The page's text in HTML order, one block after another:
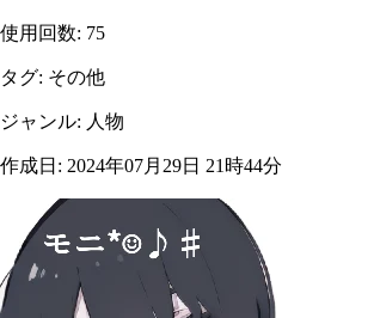
使用回数: 75
タグ: その他
ジャンル: 人物
作成日 : 2024年07月29日 21時44分